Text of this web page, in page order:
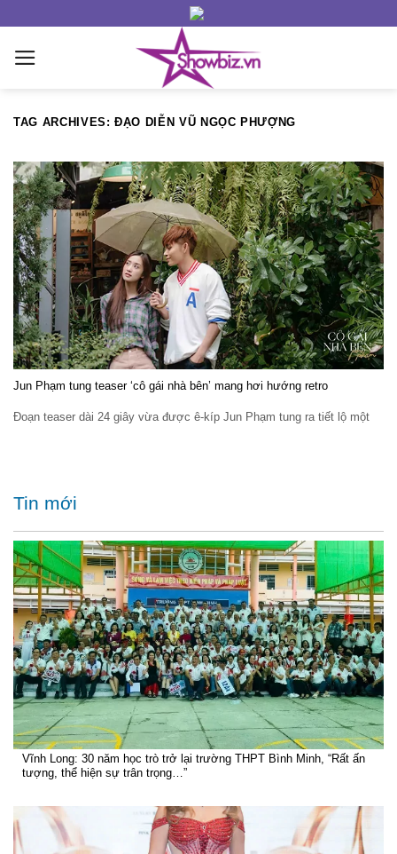
content
TAG ARCHIVES:ĐẠO DIỄN VŨ NGỌC PHƯỢNG
Jun Phạm tung teaser ‘cô gái nhà bên’ mang hơi hướng retro
Đoạn teaser dài 24 giây vừa được ê-kíp Jun Phạm tung ra tiết lộ một
Tin mới
Vĩnh Long: 30 năm học trò trở lại trường THPT Bình Minh, “Rất ấn
tượng, thể hiện sự trân trọng…”